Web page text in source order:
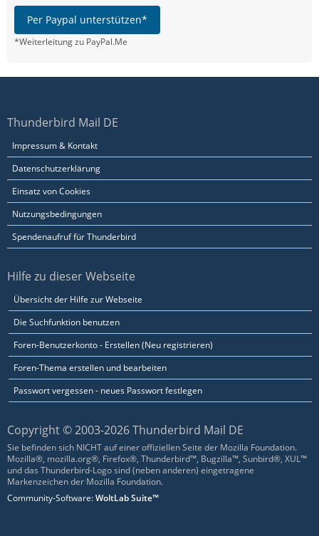
Per Paypal unterstützen*
*Weiterleitung zu PayPal.Me
Thunderbird Mail DE
Impressum & Kontakt
Datenschutzerklärung
Einsatz von Cookies
Nutzungsbedingungen
Spendenaufruf für Thunderbird
Hilfe zu dieser Webseite
Übersicht der Hilfe zur Webseite
Die Suchfunktion benutzen
Foren-Benutzerkonto - Erstellen (Neu registrieren)
Foren-Thema erstellen und bearbeiten
Passwort vergessen - neues Passwort festlegen
Copyright © 2003-2026 Thunderbird Mail DE
Sie befinden sich NICHT auf einer offiziellen Seite der Mozilla Foundation.
Mozilla®, mozilla.org®, Firefox®, Thunderbird™, Bugzilla™, Sunbird®, XUL™
und das Thunderbird-Logo sind (neben anderen) eingetragene
Markenzeichen der Mozilla Foundation.
Community-Software:WoltLab Suite™